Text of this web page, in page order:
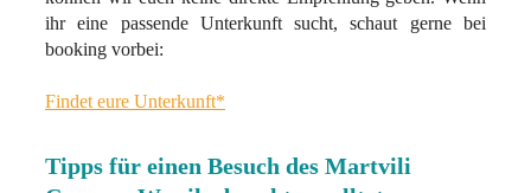
ihr eine passende Unterkunft sucht, schaut gerne bei
booking vorbei:
Findet eure Unterkunft*
Tipps für einen Besuch des Martvili